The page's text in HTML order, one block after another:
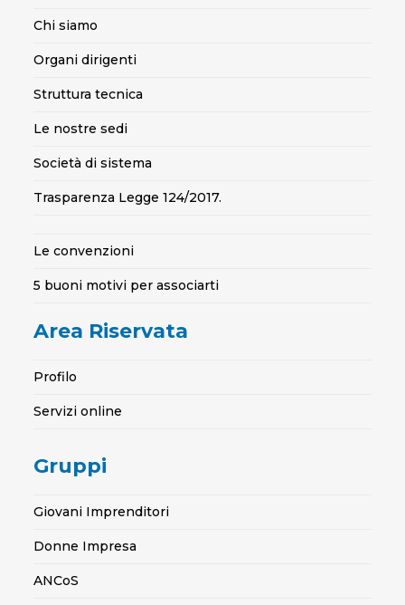
Chi siamo
Organi dirigenti
Struttura tecnica
Le nostre sedi
Società di sistema
Trasparenza Legge 124/2017.
Le convenzioni
5 buoni motivi per associarti
Area Riservata
Profilo
Servizi online
Gruppi
Giovani Imprenditori
Donne Impresa
ANCoS